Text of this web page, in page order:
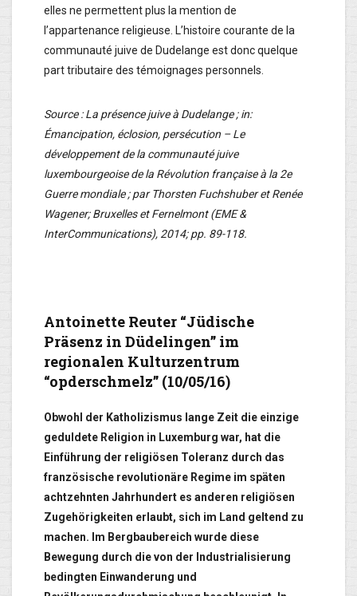
elles ne permettent plus la mention de
l’appartenance religieuse. L’histoire courante de la
communauté juive de Dudelange est donc quelque
part tributaire des témoignages personnels.
Source : La présence juive à Dudelange ; in:
Émancipation, éclosion, persécution – Le
développement de la communauté juive
luxembourgeoise de la Révolution française à la 2e
Guerre mondiale ; par Thorsten Fuchshuber et Renée
Wagener; Bruxelles et Fernelmont (EME &
InterCommunications), 2014; pp. 89-118.
Antoinette Reuter “Jüdische
Präsenz in Düdelingen” im
regionalen Kulturzentrum
“opderschmelz” (10/05/16)
Obwohl der Katholizismus lange Zeit die einzige
geduldete Religion in Luxemburg war, hat die
Einführung der religiösen Toleranz durch das
französische revolutionäre Regime im späten
achtzehnten Jahrhundert es anderen religiösen
Zugehörigkeiten erlaubt, sich im Land geltend zu
machen. Im Bergbaubereich wurde diese
Bewegung durch die von der Industrialisierung
bedingten Einwanderung und